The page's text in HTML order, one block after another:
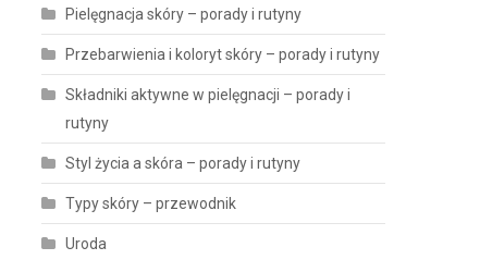
Pielęgnacja skóry – porady i rutyny
Przebarwienia i koloryt skóry – porady i rutyny
Składniki aktywne w pielęgnacji – porady i
rutyny
Styl życia a skóra – porady i rutyny
Typy skóry – przewodnik
Uroda